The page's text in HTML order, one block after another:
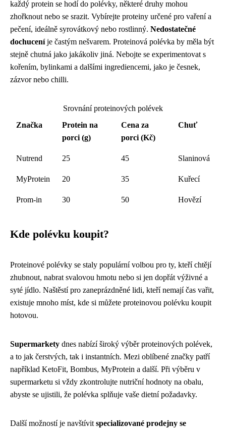
každý protein se hodí do polévky, některé druhy mohou
zhořknout nebo se srazit. Vybírejte proteiny určené pro vaření a
pečení, ideálně syrovátkový nebo rostlinný. Nedostatečné
dochuceníje častým nešvarem. Proteinová polévka by měla být
stejně chutná jako jakákoliv jiná. Nebojte se experimentovat s
kořením, bylinkami a dalšími ingrediencemi, jako je česnek,
zázvor nebo chilli.
Srovnání proteinových polévek
Značka
Protein na
porci (g)
Cena za
porci (Kč)
Chuť
Nutrend 25 45 Slaninová
MyProtein 20 35 Kuřecí
Prom-in 30 50 Hovězí
Kde polévku koupit?
Proteinové polévky se staly populární volbou pro ty, kteří chtějí
zhubnout, nabrat svalovou hmotu nebo si jen dopřát výživné a
syté jídlo. Naštěstí pro zaneprázdněné lidi, kteří nemají čas vařit,
existuje mnoho míst, kde si můžete proteinovou polévku koupit
hotovou.
Supermarkety dnes nabízí široký výběr proteinových polévek,
a to jak čerstvých, tak i instantních. Mezi oblíbené značky patří
například KetoFit, Bombus, MyProtein a další. Při výběru v
supermarketu si vždy zkontrolujte nutriční hodnoty na obalu,
abyste se ujistili, že polévka splňuje vaše dietní požadavky.
Další možností je navštívit specializované prodejny se